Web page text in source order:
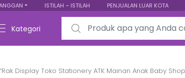
ISTILAH – ISTILAH PENJUALAN LUAR KOTA
Kategori
Search for:
Display Toko Stationery ATK Mainan Anak Baby